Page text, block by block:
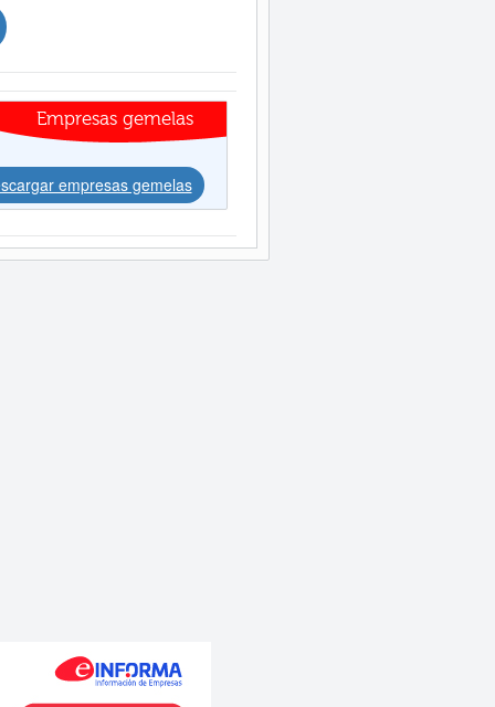
Empresas gemelas
empresas gemelas